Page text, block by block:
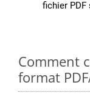
fichier PDF
Comment
format